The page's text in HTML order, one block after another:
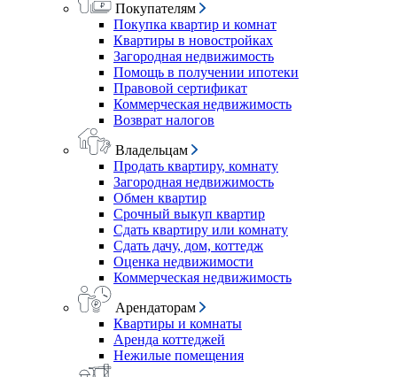
Покупателям
Покупка квартир и комнат
Квартиры в новостройках
Загородная недвижимость
Помощь в получении ипотеки
Правовой сертификат
Коммерческая недвижимость
Возврат налогов
Владельцам
Продать квартиру, комнату
Загородная недвижимость
Обмен квартир
Срочный выкуп квартир
Сдать квартиру или комнату
Сдать дачу, дом, коттедж
Оценка недвижимости
Коммерческая недвижимость
Арендаторам
Квартиры и комнаты
Аренда коттеджей
Нежилые помещения